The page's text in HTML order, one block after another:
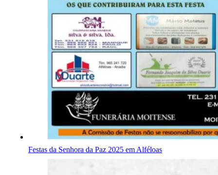
Festas da Senhora da Paz 2025 em Alféloas